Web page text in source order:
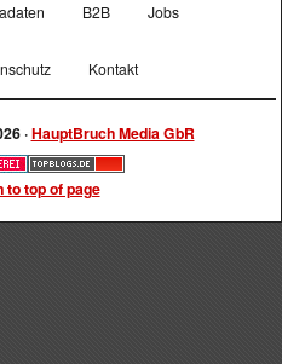
B2B Jobs
Kontakt
·HauptBruch Media GbR
to top of page